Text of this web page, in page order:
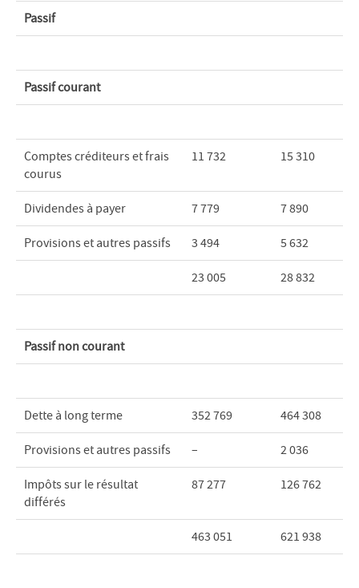
Passif
Passif courant
Comptes créditeurs et frais
courus
11 732 15 310
Dividendes à payer 7 779 7 890
Provisions et autres passifs 3 494 5 632
23 005 28 832
Passif non courant
Dette à long terme 352 769 464 308
Provisions et autres passifs – 2 036
Impôts sur le résultat
différés
87 277 126 762
463 051 621 938